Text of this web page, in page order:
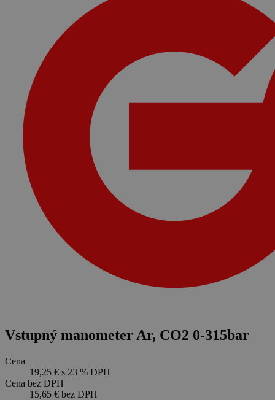
Vstupný manometer Ar, CO2 0-315bar
Cena
19,25 € s 23 % DPH
Cena bez DPH
15,65 € bez DPH